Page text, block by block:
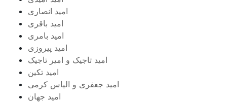
امید انصاری
امید باقری
امید بامری
امید پیروزی
امید تاجیک و امیر تاجیک
امید تکین
امید جعفری و الیاس کرمی
امید جهان